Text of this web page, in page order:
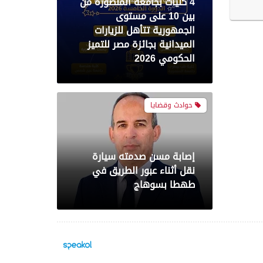
بين 10 على مستوى
الجمهورية تتأهل للزيارات
الميدانية بجائزة مصر للتميز
الحكومي 2026
حوادث وقضايا
إصابة مسن صدمته سيارة
نقل أثناء عبور الطريق في
طهطا بسوهاج